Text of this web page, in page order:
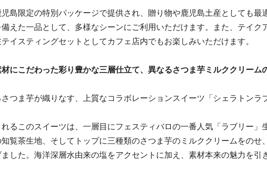
島限定の特別パッケージで提供され、贈り物や鹿児島土産としても最
えた一品として、多様なシーンにご利用いただけます。また、テイク
イスティングセットとしてカフェ店内でもお楽しみいただけます。
にこだわった彩り豊かな三層仕立て、異なるさつま芋ミルククリーム
つま芋が織りなす、上質なコラボレーションスイーツ「シェラトンラ
るこのスイーツは、一層目にフェスティバロの一番人気「ラブリー」
覧茶生地、そしてトップに三種類のさつま芋のミルククリームをのせ
した。海洋深層水由来の塩をアクセントに加え、素材本来の魅力を引